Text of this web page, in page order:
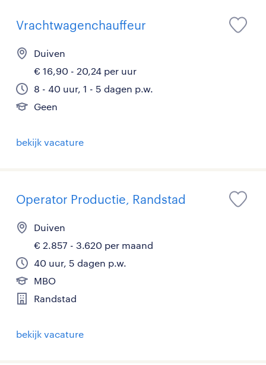
Vrachtwagenchauffeur
Duiven
€ 16,90 - 20,24 per uur
8 - 40 uur, 1 - 5 dagen p.w.
Geen
bekijk vacature
Operator Productie, Randstad
Duiven
€ 2.857 - 3.620 per maand
40 uur, 5 dagen p.w.
MBO
Randstad
bekijk vacature